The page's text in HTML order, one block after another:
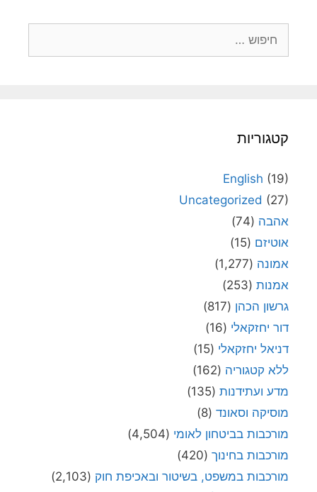
קטגוריות
English (19)
Uncategorized (27)
אהבה (74)
אוטיזם (15)
אמונה (1,277)
אמנות (253)
גרשון הכהן (817)
דור יחזקאלי (16)
דניאל יחזקאלי (15)
ללא קטגוריה (162)
מדע ועתידנות (135)
מוסיקה וסאונד (8)
מורכבות בביטחון לאומי (4,504)
מורכבות בחינוך (420)
מורכבות במשפט, בשיטור ובאכיפת חוק (2,103)